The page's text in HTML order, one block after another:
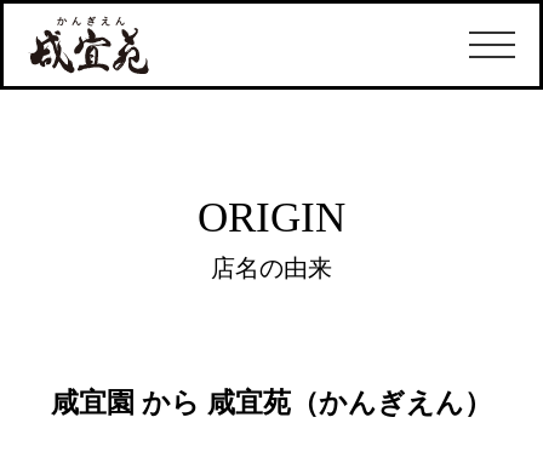
ORIGIN
店名の由来
咸宜園 から 咸宜苑（かんぎえん）